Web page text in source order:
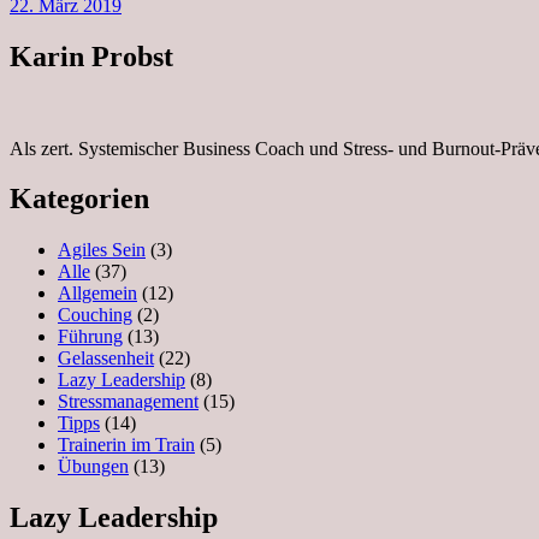
22. März 2019
Karin Probst
Als zert. Systemischer Business Coach und Stress- und Burnout-
Kategorien
Agiles Sein (3)
Alle (37)
Allgemein (12)
Couching (2)
Führung (13)
Gelassenheit (22)
Lazy Leadership (8)
Stressmanagement (15)
Tipps (14)
Trainerin im Train (5)
Übungen (13)
Lazy Leadership